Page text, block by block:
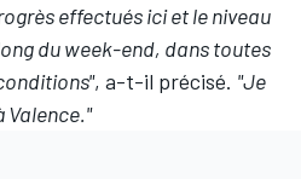
effectués ici et le niveau
du week-end, dans toutes
, a-t-il précisé. "Je
Valence."